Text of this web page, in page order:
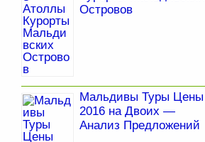
Островов
Мальдивы Туры Цены
2016 на Двоих —
Анализ Предложений